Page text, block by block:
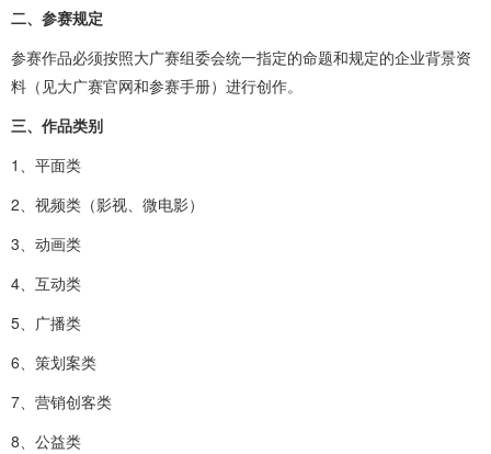
二、参赛规定
参赛作品必须按照大广赛组委会统一指定的命题和规定的企业背景资
料（见大广赛官网和参赛手册）进行创作。
三、作品类别
1、平面类
2、视频类（影视、微电影）
3、动画类
4、互动类
5、广播类
6、策划案类
7、营销创客类
8、公益类